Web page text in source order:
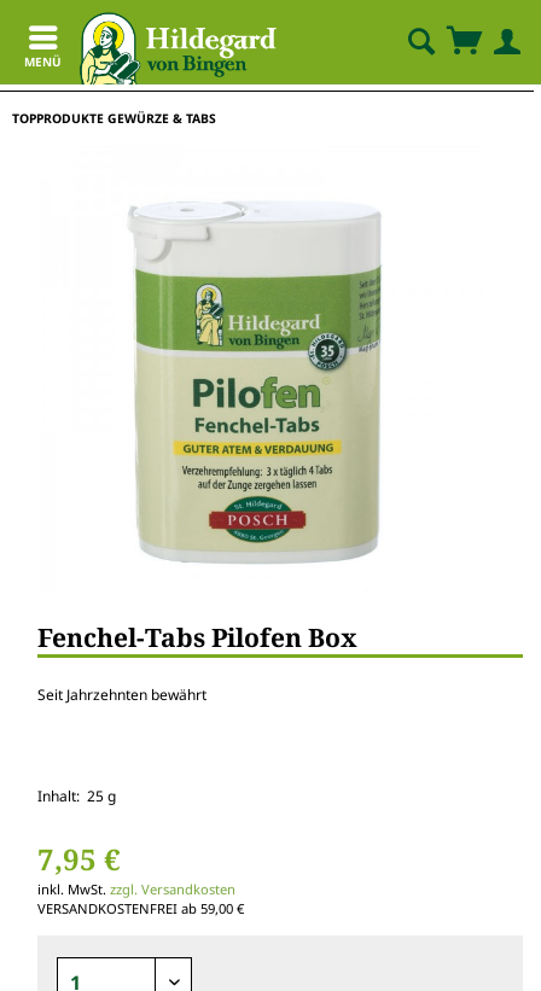
MENÜ
TOPPRODUKTE GEWÜRZE & TABS
Fenchel-Tabs Pilofen Box
Seit Jahrzehnten bewährt
Inhalt: 25 g
7,95 €
inkl. MwSt. zzgl. Versandkosten
VERSANDKOSTENFREI ab 59,00 €